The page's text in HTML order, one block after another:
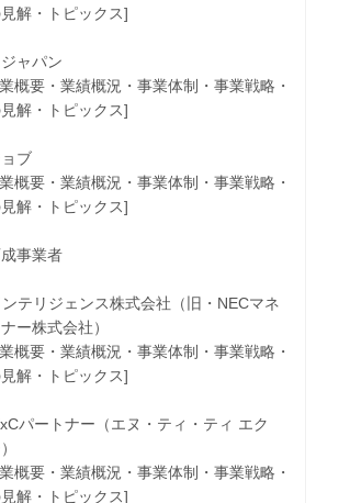
解・トピックス]
ャパン
概要・業績概況・事業体制・事業戦略・
解・トピックス]
ブ
概要・業績概況・事業体制・事業戦略・
解・トピックス]
事業者
テリジェンス株式会社（旧・NECマネ
ー株式会社）
概要・業績概況・事業体制・事業戦略・
解・トピックス]
パートナー（エヌ・ティ・ティ エク
概要・業績概況・事業体制・事業戦略・
解・トピックス]